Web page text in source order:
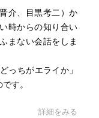
介、目黒考二）か
時からの知り合い
まない会話をしま
ちがエライか」
す。
詳細をみる